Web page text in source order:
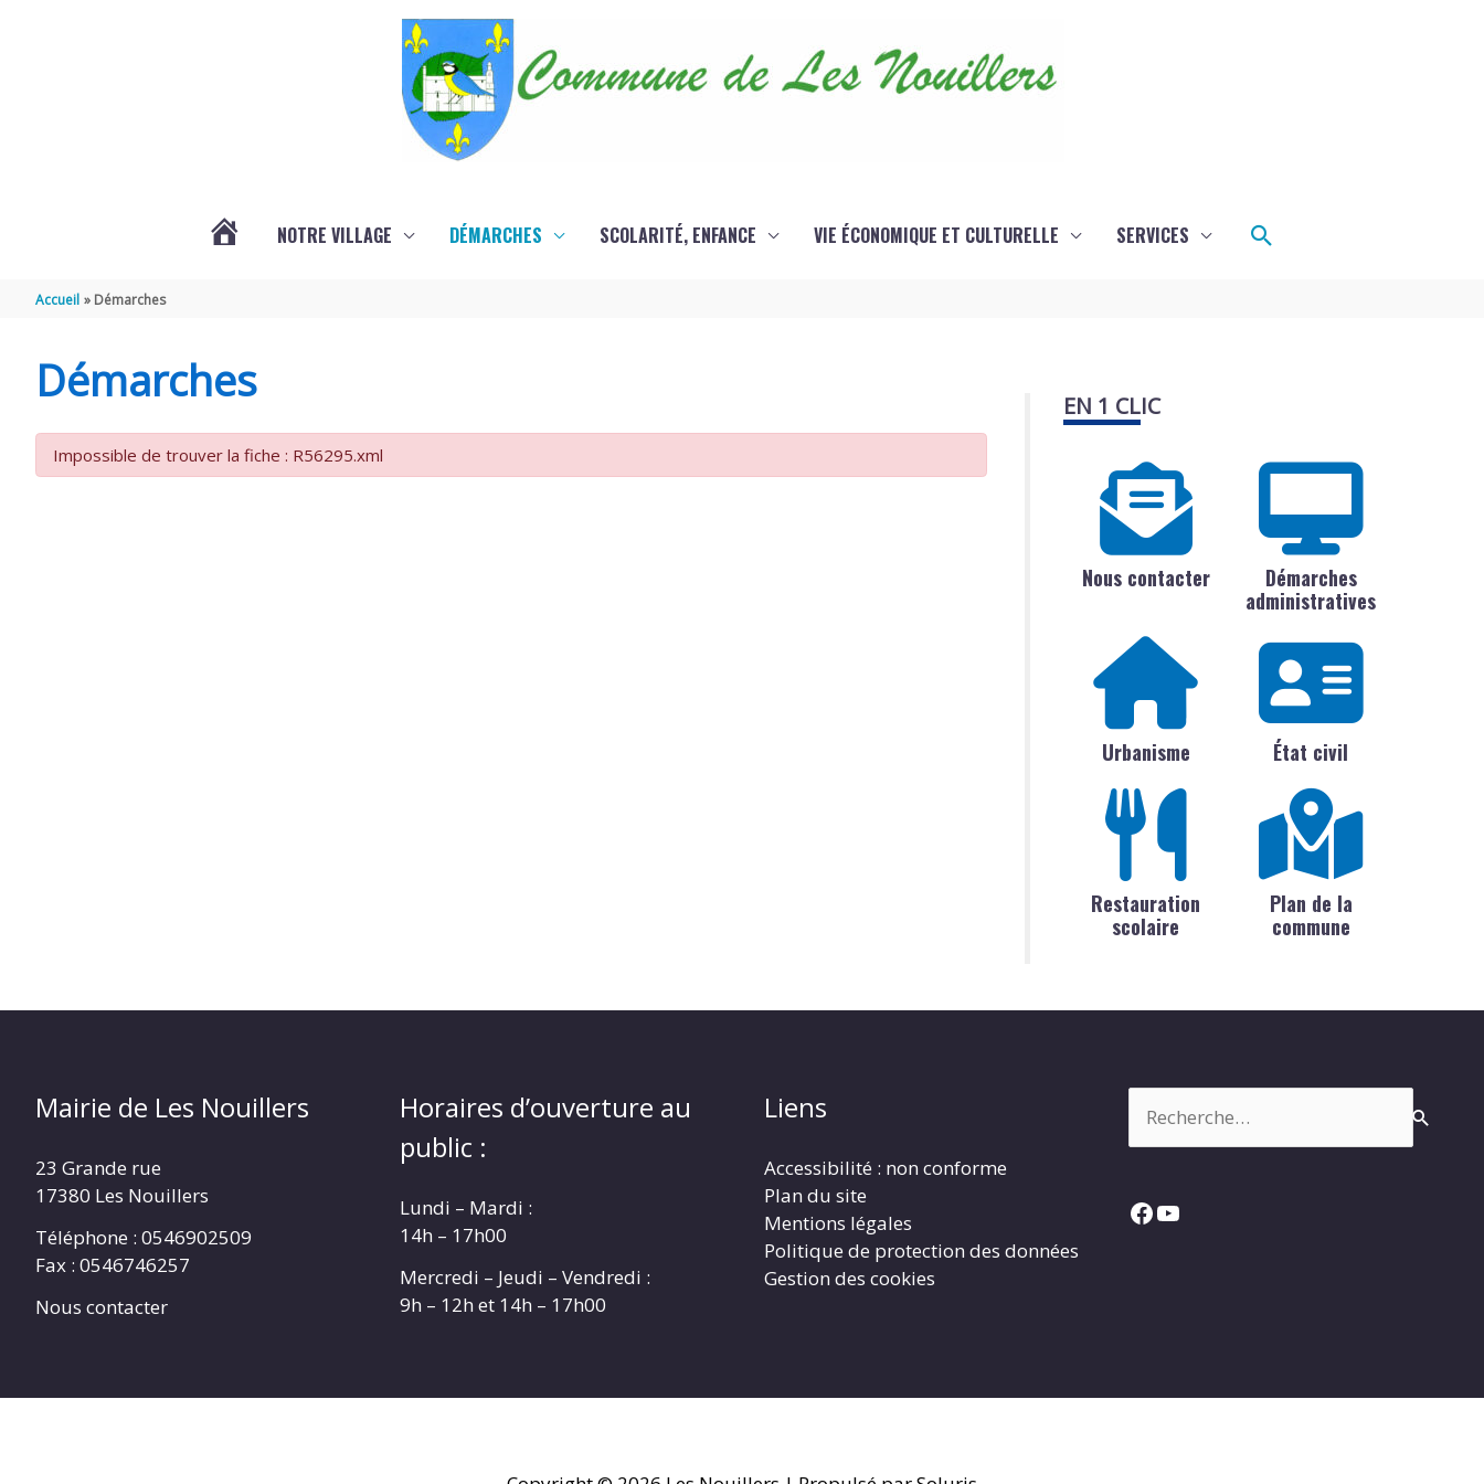
NOTRE VILLAGE DÉMARCHES SCOLARITÉ, ENFANCE VIE ÉCONOMIQUE ET CULTURELLE SERVICES Rechercher
Accueil Démarches
Démarches
Impossible de trouver la fiche : R56295.xml
EN 1 CLIC
Nous contacter
Démarches
administratives
Urbanisme État civil
Restauration
scolaire
Plan de la
commune
Mairie de Les Nouillers
23 Grande rue
17380 Les Nouillers
Téléphone : 0546902509
Fax : 0546746257
Nous contacter
Horaires d’ouverture au
public :
Lundi – Mardi :
14h – 17h00
Mercredi – Jeudi – Vendredi :
9h – 12h et 14h – 17h00
Liens
Accessibilité : non conforme
Plan du site
Mentions légales
Politique de protection des données
Gestion des cookies
Facebook
YouTube